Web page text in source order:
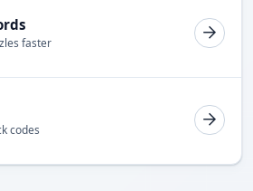
faster
codes